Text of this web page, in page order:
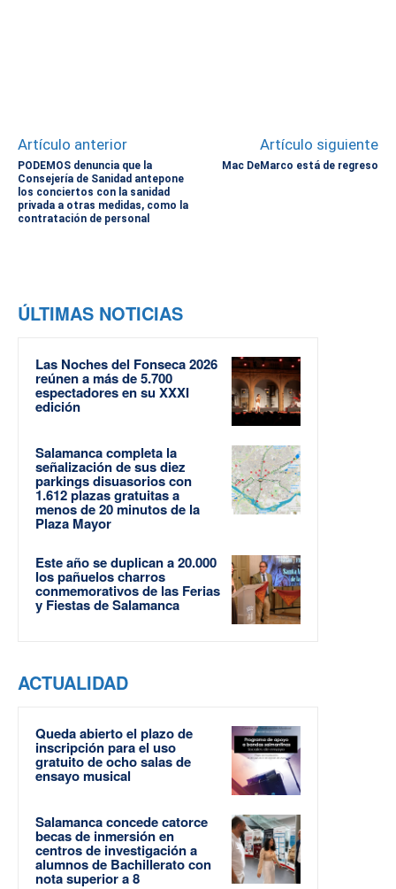
Artículo anterior
PODEMOS denuncia que la
Consejería de Sanidad antepone
los conciertos con la sanidad
privada a otras medidas, como la
contratación de personal
Artículo siguiente
Mac DeMarco está de regreso
ÚLTIMAS NOTICIAS
Las Noches del Fonseca 2026
reúnen a más de 5.700
espectadores en su XXXI
edición
Salamanca completa la
señalización de sus diez
parkings disuasorios con
1.612 plazas gratuitas a
menos de 20 minutos de la
Plaza Mayor
Este año se duplican a 20.000
los pañuelos charros
conmemorativos de las Ferias
y Fiestas de Salamanca
ACTUALIDAD
Queda abierto el plazo de
inscripción para el uso
gratuito de ocho salas de
ensayo musical
Salamanca concede catorce
becas de inmersión en
centros de investigación a
alumnos de Bachillerato con
nota superior a 8